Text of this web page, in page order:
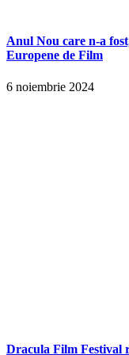
Anul Nou care n-a
Europene de Film
6 noiembrie 2024
Dracula Film Festival